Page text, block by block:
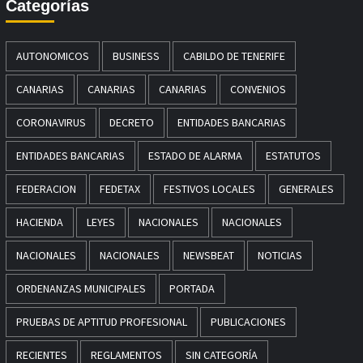
Categorías
AUTONOMICOS BUSINESS CABILDO DE TENERIFE
CANARIAS CANARIAS CANARIAS CONVENIOS
CORONAVIRUS DECRETO ENTIDADES BANCARIAS
ENTIDADES BANCARIAS ESTADO DE ALARMA ESTATUTOS
FEDERACION FEDETAX FESTIVOS LOCALES GENERALES
HACIENDA LEYES NACIONALES NACIONALES
NACIONALES NACIONALES NEWSBEAT NOTICIAS
ORDENANZAS MUNICIPALES PORTADA
PRUEBAS DE APTITUD PROFESIONAL PUBLICACIONES
RECIENTES REGLAMENTOS SIN CATEGORÍA